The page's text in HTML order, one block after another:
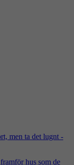
men ta det lugnt -